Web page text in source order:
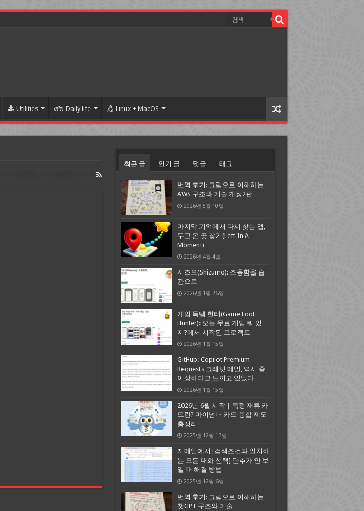
Utilities Daily life Linux + MacOS
최근 글 인기 글 댓글 태그
번역 후기: 그림으로 이해하는
AWS 구조와 기술 개정2판
2026년 5월 10일
마지막 기억에서 다시 찾는 앱,
두고 온 곳 찾기(Left In A
Moment)
2026년 4월 4일
시즈모(Shizumo): 조용함을 습
관으로
2026년 1월 26일
게임 득템 헌터(Game Loot
Hunter): 오늘 무료 게임 뭐 있
지?에서 시작된 프로젝트
2026년 1월 15일
GitHub: Copilot Premium
Requests 크레딧 메일, 역시 좀
이상하다고 느끼고 있었다
2026년 1월 15일
2026년 6월 시작｜특정 재류 카
드란? 마이넘버 카드 통합 제도
총정리
2025년 12월 13일
지메일에서 [검색조건과 일치하
는 모든 대화 선택] 단추가 안 보
일 때 해결 방법
2025년 12월 6일
번역 후기: 그림으로 이해하는
챗GPT 구조와 기술